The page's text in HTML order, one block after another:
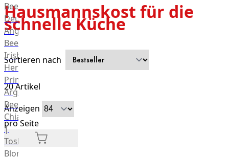
Beef
Deutsches
Angus
Beef
Irish
Hereford
Prime
Argentina
Beef
Chianina
|
Toskana
Blonda
Hausmannskost für die
schnelle Küche
Sortieren nach
20Artikel
Anzeigen
pro Seite